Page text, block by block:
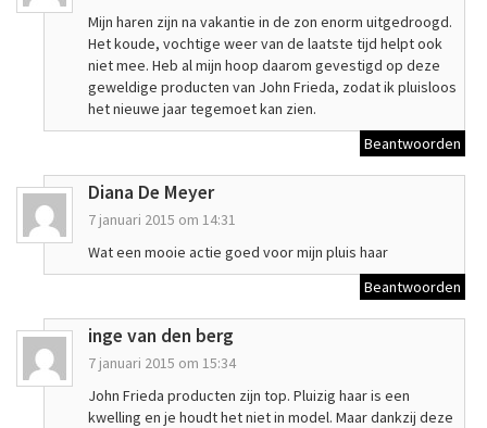
Mijn haren zijn na vakantie in de zon enorm uitgedroogd.
Het koude, vochtige weer van de laatste tijd helpt ook
niet mee. Heb al mijn hoop daarom gevestigd op deze
geweldige producten van John Frieda, zodat ik pluisloos
het nieuwe jaar tegemoet kan zien.
Beantwoorden
Diana De Meyer
7 januari 2015 om 14:31
Wat een mooie actie goed voor mijn pluis haar
Beantwoorden
inge van den berg
7 januari 2015 om 15:34
John Frieda producten zijn top. Pluizig haar is een
kwelling en je houdt het niet in model. Maar dankzij deze